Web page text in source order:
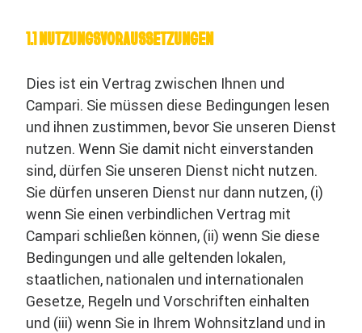
1.1 NUTZUNGSVORAUSSETZUNGEN
Dies ist ein Vertrag zwischen Ihnen und
Campari. Sie müssen diese Bedingungen lesen
und ihnen zustimmen, bevor Sie unseren Dienst
nutzen. Wenn Sie damit nicht einverstanden
sind, dürfen Sie unseren Dienst nicht nutzen.
Sie dürfen unseren Dienst nur dann nutzen, (i)
wenn Sie einen verbindlichen Vertrag mit
Campari schließen können, (ii) wenn Sie diese
Bedingungen und alle geltenden lokalen,
staatlichen, nationalen und internationalen
Gesetze, Regeln und Vorschriften einhalten
und (iii) wenn Sie in Ihrem Wohnsitzland und in